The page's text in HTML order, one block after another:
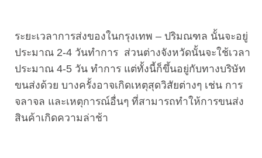
ระยะเวลาการส่งของในกรุงเทพ – ปริมณฑล นั้นจะอยู่
ประมาณ 2-4 วันทำการ ส่วนต่างจังหวัดนั้นจะใช้เวลา
ประมาณ 4-5 วัน ทำการ แต่ทั้งนี้ก็ขึ้นอยู่กับทางบริษัท
ขนส่งด้วย บางครั้งอาจเกิดเหตุสุดวิสัยต่างๆ เช่น การ
จลาจล และเหตุการณ์อื่นๆ ที่สามารถทำให้การขนส่ง
สินค้าเกิดความล่าช้า